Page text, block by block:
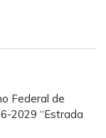
Federal de
2029 “Estrada